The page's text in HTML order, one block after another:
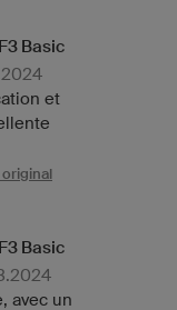
Basic
et
Basic
avec un